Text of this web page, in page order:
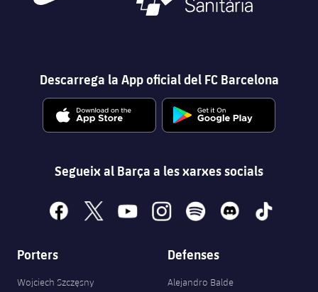
Descarrega la App oficial del FC Barcelona
Segueix al Barça a les xarxes socials
facebook
x youtubeinstagramspotify discord tiktok
Porters
Wojciech Szczęsny
Defenses
Alejandro Balde